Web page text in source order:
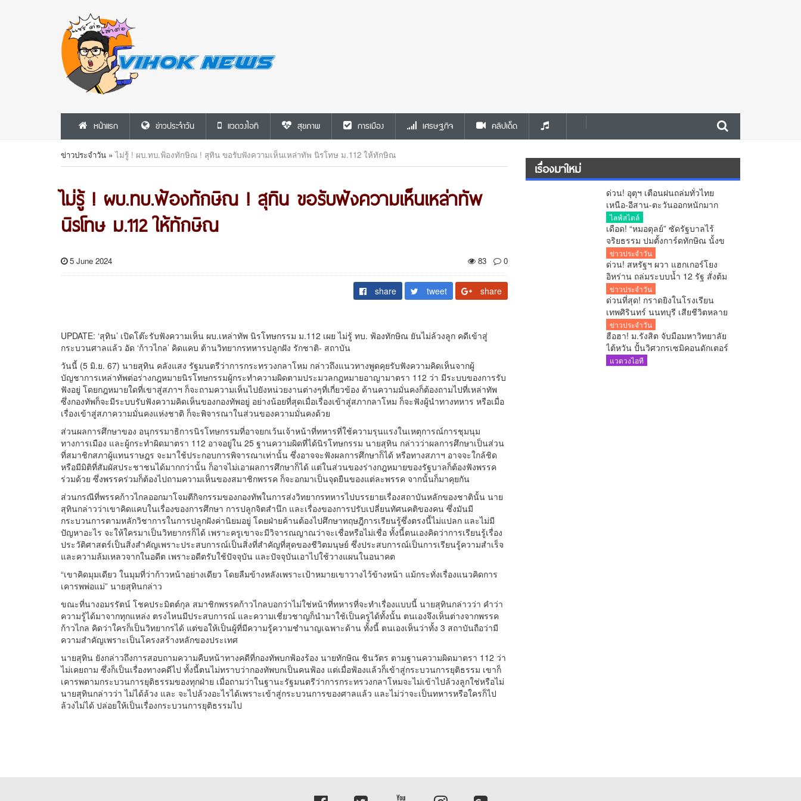
หน้าแรก ข่าวประจำวัน แวดวงไอที สุขภาพ การเมือง เศรษฐกิจ คลิปเด็ด
ข่าวประจำวัน »ไม่รู้ ! ผบ.ทบ.ฟ้องทักษิณ ! สุทิน ขอรับฟังความเห็นเหล่าทัพ นิรโทษ ม.112 ให้ทักษิณ
ไม่รู้ ! ผบ.ทบ.ฟ้องทักษิณ ! สุทิน ขอรับฟังความเห็นเหล่าทัพ
นิรโทษ ม.112 ให้ทักษิณ
5 June 2024 83 0
share tweet share
UPDATE: ‘สุทิน’ เปิดโต๊ะรับฟังความเห็น ผบ.เหล่าทัพ นิรโทษกรรม ม.112 เผย ไม่รู้ ทบ. ฟ้องทักษิณ ยันไม่ล้วงลูก คดีเข้าสู่
กระบวนศาลแล้ว อัด ‘ก้าวไกล’ คิดแคบ ต้านวิทยากรทหารปลูกฝัง รักชาติ- สถาบัน
วันนี้ (5 มิ.ย. 67) นายสุทิน คลังแสง รัฐมนตรีว่าการกระทรวงกลาโหม กล่าวถึงแนวทางพูดคุยรับฟังความคิดเห็นจากผู้
บัญชาการเหล่าทัพต่อร่างกฎหมายนิรโทษกรรมผู้กระทำความผิดตามประมวลกฎหมายอาญามาตรา 112 ว่า มีระบบของการรับ
ฟังอยู่ โดยกฎหมายใดที่เขาสู่สภาฯ ก็จะถามความเห็นไปยังหน่วยงานต่างๆที่เกี่ยวข้อง ด้านความมั่นคงก็ต้องถามไปที่เหล่าทัพ
ซึ่งกองทัพก็จะมีระบบรับฟังความคิดเห็นของกองทัพอยู่ อย่างน้อยที่สุดเมื่อเรื่องเข้าสู่สภากลาโหม ก็จะฟังผู้นำทางทหาร หรือเมื่อ
เรื่องเข้าสู่สภาความมั่นคงแห่งชาติ ก็จะพิจารณาในส่วนของความมั่นคงด้วย
ส่วนผลการศึกษาของ อนุกรรมาธิการนิรโทษกรรมที่อาจยกเว้นเจ้าหน้าที่ทหารที่ใช้ความรุนแรงในเหตุการณ์การชุมนุม
ทางการเมือง และผู้กระทำผิดมาตรา 112 อาจอยู่ใน 25 ฐานความผิดที่ได้นิรโทษกรรม นายสุทิน กล่าวว่าผลการศึกษาเป็นส่วน
ที่สมาชิกสภาผู้แทนราษฎร จะมาใช้ประกอบการพิจารณาเท่านั้น ซึ่งอาจจะฟังผลการศึกษาก็ได้ หรือทางสภาฯ อาจจะใกล้ชิด
หรือมีมิติที่สัมผัสประชาชนได้มากกว่านั้น ก็อาจไม่เอาผลการศึกษาก็ได้ แต่ในส่วนของร่างกฎหมายของรัฐบาลก็ต้องฟังพรรค
ร่วมด้วย ซึ่งพรรคร่วมก็ต้องไปถามความเห็นของสมาชิกพรรค ก็จะอกมาเป็นจุดยืนของแต่ละพรรค จากนั้นก็มาคุยกัน
ส่วนกรณีที่พรรคก้าวไกลออกมาโจมตีกิจกรรมของกองทัพในการส่งวิทยากรทหารไปบรรยายเรื่องสถาบันหลักของชาตินั้น นาย
สุทินกล่าวว่าเขาคิดแคบในเรื่องของการศึกษา การปลูกจิตสำนึก และเรื่องของการปรับเปลี่ยนทัศนคติของคน ซึ่งมันมี
กระบวนการตามหลักวิชาการในการปลูกฝังค่านิยมอยู่ โดยฝ่ายค้านต้องไปศึกษาทฤษฎีการเรียนรู้ซึ่งตรงนี้ไม่แปลก และไม่มี
ปัญหาอะไร จะให้ใครมาเป็นวิทยากรก็ได้ เพราะครูเขาจะมีวิจารณญาณว่าจะเชื่อหรือไม่เชื่อ ทั้งนี้ตนเองคิดว่าการเรียนรู้เรื่อง
ประวัติศาสตร์เป็นสิ่งสำคัญเพราะประสบการณ์เป็นสิ่งที่สำคัญที่สุดของชีวิตมนุษย์ ซึ่งประสบการณ์เป็นการเรียนรู้ความสำเร็จ
และความล้มเหลวจากในอดีต เพราะอดีตรับใช้ปัจจุบัน และปัจจุบันเอาไปใช้วางแผนในอนาคต
“เขาคิดมุมเดียว ในมุมที่ว่าก้าวหน้าอย่างเดียว โดยลืมข้างหลังเพราะเป้าหมายเขาวางไว้ข้างหน้า แม้กระทั่งเรื่องแนวคิดการ
เคารพพ่อแม่” นายสุทินกล่าว
ขณะที่นางอมรรัตน์ โชคประมิตต์กุล สมาชิกพรรคก้าวไกลบอกว่าไม่ใช่หน้าที่ทหารที่จะทำเรื่องแบบนี้ นายสุทินกล่าวว่า คำว่า
ความรู้ได้มาจากทุกแหล่ง ตรงไหนมีประสบการณ์ และความเชี่ยวชาญก็นำมาใช้เป็นครูได้ทั้งนั้น ตนเองจึงเห็นต่างจากพรรค
ก้าวไกล คิดว่าใครก็เป็นวิทยากรได้ แต่ขอให้เป็นผู้ที่มีความรู้ความชำนาญเฉพาะด้าน ทั้งนี้ ตนเองเห็นว่าทั้ง 3 สถาบันถือว่ามี
ความสำคัญเพราะเป็นโครงสร้างหลักของประเทศ
นายสุทิน ยังกล่าวถึงการสอบถามความคืบหน้าทางคดีที่กองทัพบกฟ้องร้อง นายทักษิณ ชินวัตร ตามฐานความผิดมาตรา 112 ว่า
ไม่เคยถาม ซึ่งก็เป็นเรื่องทางคดีไป ทั้งนี้ตนไม่ทราบว่ากองทัพบกเป็นคนฟ้อง แต่เมื่อฟ้องแล้วก็เข้าสู่กระบวนการยุติธรรม เขาก็
เคารพตามกระบวนการยุติธรรมของทุกฝ่าย เมื่อถามว่าในฐานะรัฐมนตรีว่าการกระทรวงกลาโหมจะไม่เข้าไปล้วงลูกใช่หรือไม่
นายสุทินกล่าวว่า ไม่ได้ล้วง และ จะไปล้วงอะไรได้เพราะเข้าสู่กระบวนการของศาลแล้ว และไม่ว่าจะเป็นทหารหรือใครก็ไป
ล้วงไม่ได้ ปล่อยให้เป็นเรื่องกระบวนการยุติธรรมไป
เรื่องมาใหม่
ด่วน! อุตุฯ เตือนฝนถล่มทั่วไทย
เหนือ-อีสาน-ตะวันออกหนักมาก
กทม.ฝน 70% ใต้คลื่นลมแรง
ไลฟ์สไตล์
เดือด! “หมอตุลย์” ซัดรัฐบาลไร้
จริยธรรม ปมตั้งการ์ดทักษิณ นั้งข
รก.ฝ C11 จี้สอบ ครม. ย้ำกระทบ
ระบบคุณธรรมทั้งประเทศ
ข่าวประจำวัน
ด่วน! สหรัฐฯ ผวา แฮกเกอร์โยง
อิหร่าน ถล่มระบบน้ำ 12 รัฐ สั่งต้ม
น้ำดื่ม ฉายภาพสงครามไซเบอร์
เดือด
ข่าวประจำวัน
ด่วนที่สุด! กราดยิงในโรงเรียน
เทพศิรินทร์ นนทบุรี เสียชีวิตหลาย
ราย ผู้ก่อเหตุยิงตัวเองดับ
ข่าวประจำวัน
ฮือฮา! ม.รังสิต จับมือมหาวิทยาลัย
ไต้หวัน ปั้นวิศวกรเซมิคอนดักเตอร์
ป้อนอุตสาหกรรมโลก
แวดวงไอที